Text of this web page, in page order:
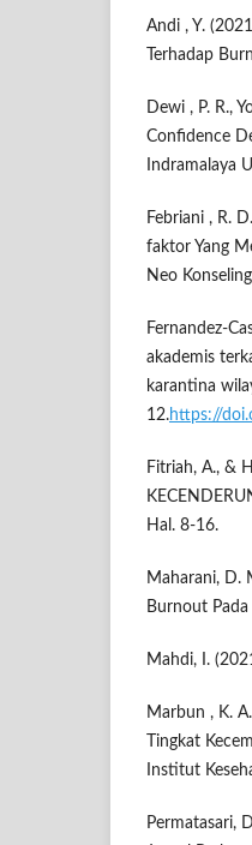
Andi , Y.
Terhadap
Dewi , P. R.,
Confidence
Indramalaya
Febriani , R.
faktor Yang
Neo
Fernandez-
akademis
karantina
12.https://
Fitriah, A., &
Hal. 8-16.
Maharani, D.
Burnout Pada
Mahdi, I.
Marbun , K.
Tingkat
Institut
Permatasari,